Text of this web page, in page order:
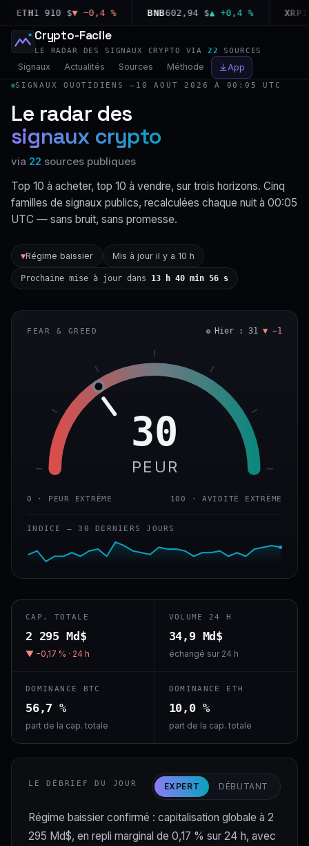
ETH1 910 $▼ −0,4 % BNB602,94 $▲ +0,4 % XRP
Crypto-Facile
LE RADAR DES SIGNAUX CRYPTO VIA 22 SOURCES
Signaux Actualités Sources Méthode App
SIGNAUX QUOTIDIENS — 10 AOÛT 2026 À 00:05 UTC
Le radar des
signaux crypto
via 22 sources publiques
Top 10 à acheter, top 10 à vendre, sur trois horizons. Cinq
familles de signaux publics, recalculées chaque nuit à 00:05
UTC — sans bruit, sans promesse.
▼Régime baissier Mis à jour il y a 10 h
Prochaine mise à jour dans 13 h 40 min 55 s
FEAR & GREED Hier : 31 ▼ −1
30
PEUR
0 · PEUR EXTRÊME 100 · AVIDITÉ EXTRÊME
INDICE — 30 DERNIERS JOURS
CAP. TOTALE
2 295 Md$
▼ −0,17 % · 24 h
VOLUME 24 H
34,9 Md$
échangé sur 24 h
DOMINANCE BTC
56,7 %
part de la cap. totale
DOMINANCE ETH
10,0 %
part de la cap. totale
LE DÉBRIEF DU JOUR EXPERT DÉBUTANT
Régime baissier confirmé : capitalisation globale à 2
295 Md$, en repli marginal de 0,17 % sur 24 h, avec